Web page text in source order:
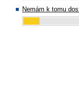
Nemám k tomu